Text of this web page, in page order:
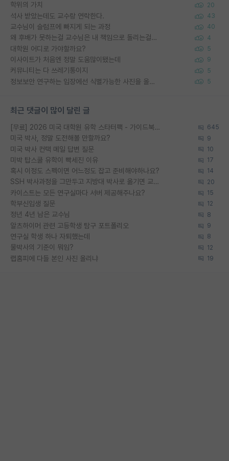
학위의 가치 20
석사 받았는데도 교수랑 연락한다. 43
교수님이 슬럼프에 빠지게 되는 과정 40
왜 후배가 못하는걸 교수님은 내 책임으로 돌리는걸까요? 4
대학원 어디로 가야할까요? 5
이사이트가 처음엔 정말 도움많이됐는데 9
커뮤니티는 다 쓰레기통이지 5
정보보안 연구하는 입장에선 식별가능한 사진을 올리는건 비추이긴함 5
최근 댓글이 많이 달린 글
[무료] 2026 미국 대학원 유학 스타터팩 - 가이드북 & 합격자 컨택메일 템플릿 645
미국 박사, 정말 도전해볼 만할까요? 9
미국 박사 컨택 메일 답변 질문 10
미박 탑스쿨 유학이 빡세진 이유 17
혹시 이정도 스펙이면 어느정도 잡고 준비해야하나요? 14
SSH 박사과정을 그만두고 지방대 박사로 옮기면 교수의 꿈은 끝일까요? 20
카이스트는 모든 연구실마다 서버 제공해주나요? 15
학부신입생 질문 12
정년 4년 남은 교수님 8
알츠하이머 관련 고등학생 탐구 포트폴리오 9
연구실 학생 하나 자퇴했는데 8
물박사의 기준이 뭐임? 12
랩홈피에 다들 본인 사진 올리냐 19